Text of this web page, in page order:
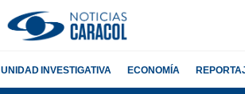
UNIDAD INVESTIGATIVA ECONOMÍA